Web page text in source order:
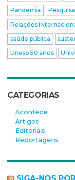
Pandemia
Pesquisa
Relações
saúde pública
Unesp 50 anos
CATEGORIAS
Acontece
Artigos
Editoriais
Reportagens